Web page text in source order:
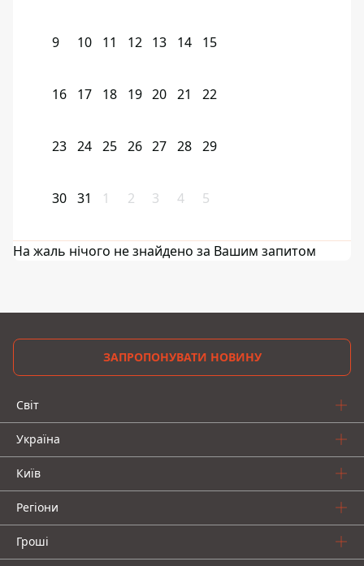
9 10 11 12 13 14 15
16 17 18 19 20 21 22
23 24 25 26 27 28 29
30 31 1 2 3 4 5
На жаль нічого не знайдено за Вашим запитом
ЗАПРОПОНУВАТИ НОВИНУ
Світ
Україна
Київ
Регіони
Гроші